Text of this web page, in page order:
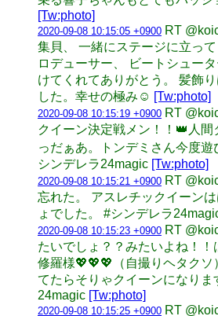
[Tw:photo]
2020-09-08 10:15:05 +0900 RT
集貝、 一緒にステージに立っ
ロデューサー、 ビートシュー
けてくれてありがとう。 髪飾
した。幸せの極み☺️ [Tw:photo]
2020-09-08 10:15:19 +0900 RT
クイーン決定戦メン！！👑人
っだぁあ。トンデミさん今度遊
シンデレラ24magic [Tw:photo]
2020-09-08 10:15:21 +0900 RT
忘れた。 アスレチックイーン
ょでした。 #シンデレラ
2020-09-08 10:15:23 +0900 RT
たいでしょ？？みたいよね！
修羅様💖💖💖（自撮りヘタクソ
てたらそりゃクイーンになりま
24magic [Tw:photo]
2020-09-08 10:15:25 +0900 RT